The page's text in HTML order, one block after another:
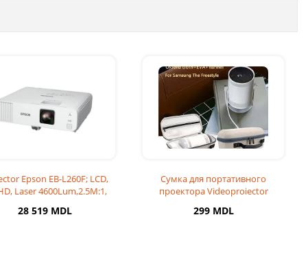
Epson EB-L260F; LCD,
Laser 4600Lum,2.5M:1,
28 519 MDL
Сумка для портативного
проектора Videoproiector
299 MDL